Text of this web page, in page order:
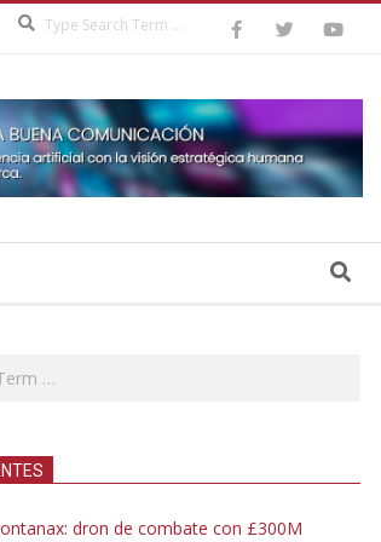
Search
dron de combate con £300M